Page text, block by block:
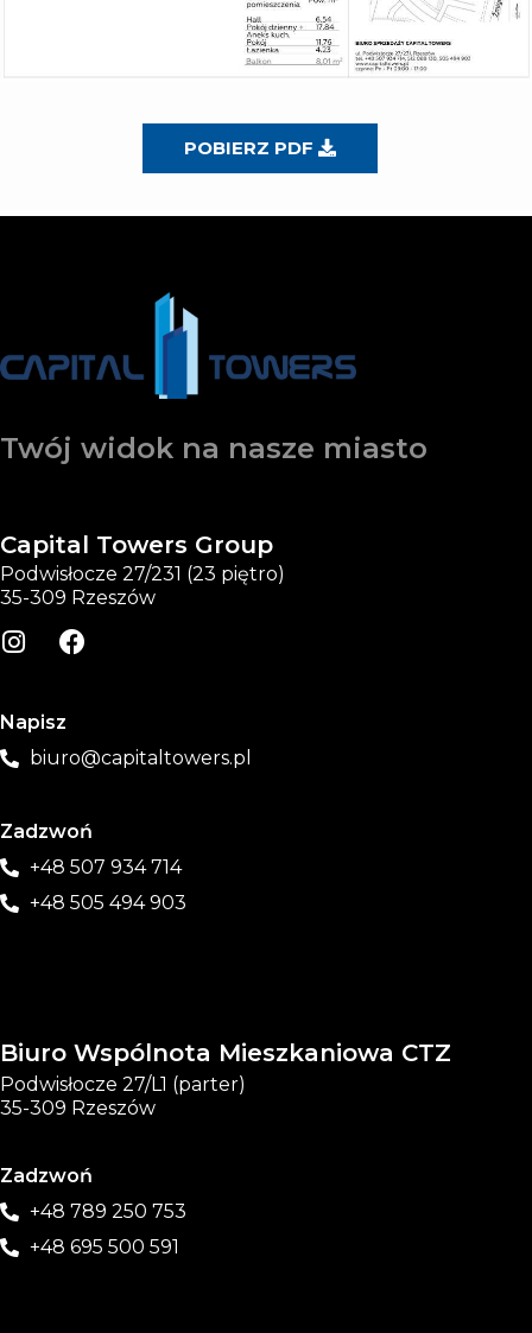
POBIERZ PDF
Twój widok na nasze miasto
Capital Towers Group
Podwisłocze 27/231 (23 piętro)
35-309 Rzeszów
Napisz
biuro@capitaltowers.pl
Zadzwoń
+48 507 934 714
+48 505 494 903
Biuro Wspólnota Mieszkaniowa CTZ
Podwisłocze 27/L1 (parter)
35-309 Rzeszów
Zadzwoń
+48 789 250 753
+48 695 500 591